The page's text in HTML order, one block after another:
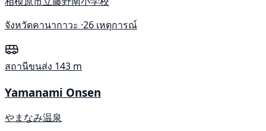
จังหวัดคานากาวะ ·26 เหตุการณ์
สถานีขนส่ง 143 m
Yamanami Onsen
やまなみ温泉